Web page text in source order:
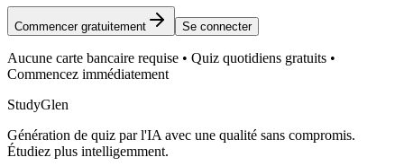
Commencer gratuitement Se connecter
Aucune carte bancaire requise • Quiz quotidiens gratuits •
Commencez immédiatement
StudyGlen
Génération de quiz par l'IA avec une qualité sans compromis.
Étudiez plus intelligemment.